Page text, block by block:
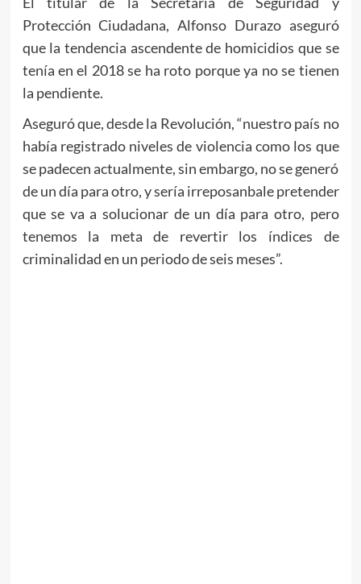
Protección Ciudadana, Alfonso Durazo aseguró
que la tendencia ascendente de homicidios que se
tenía en el 2018 se ha roto porque ya no se tienen
la pendiente.
Aseguró que, desde la Revolución, “nuestro país no
había registrado niveles de violencia como los que
se padecen actualmente, sin embargo, no se generó
de un día para otro, y sería irreposanbale pretender
que se va a solucionar de un día para otro, pero
tenemos la meta de revertir los índices de
criminalidad en un periodo de seis meses”.